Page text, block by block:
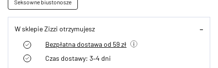
Seksowne biustonosze
W sklepie Zizzi otrzymujesz
Bezpłatna dostawa od 59 zł
Czas dostawy: 3–4 dni